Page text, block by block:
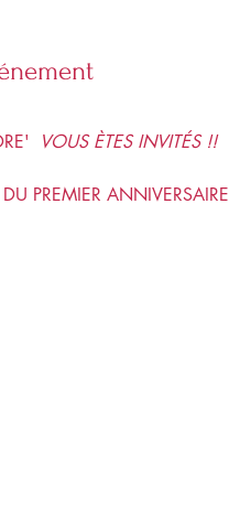
VOUS ÈTES INVITÉS !!
PREMIER ANNIVERSAIRE